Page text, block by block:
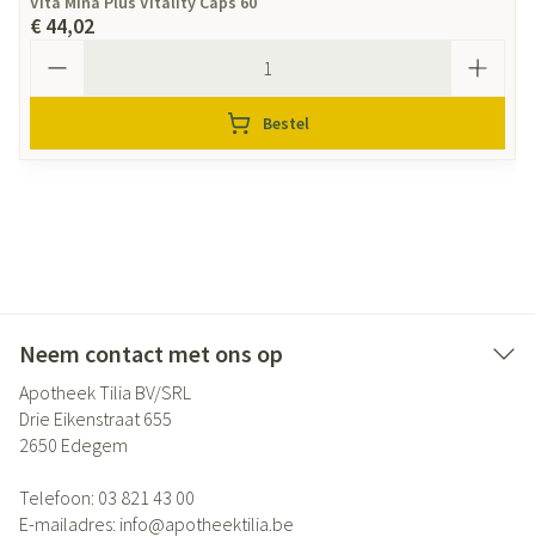
€ 44,02
Bestel
Neem contact met ons op
Apotheek Tilia BV/SRL
Drie Eikenstraat 655
2650 Edegem
Telefoon: 03 821 43 00
E-mailadres: info@apotheektilia.be